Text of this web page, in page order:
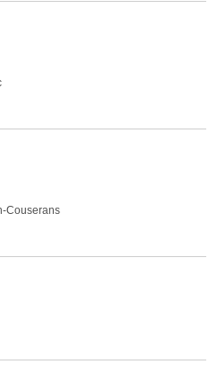
Couserans